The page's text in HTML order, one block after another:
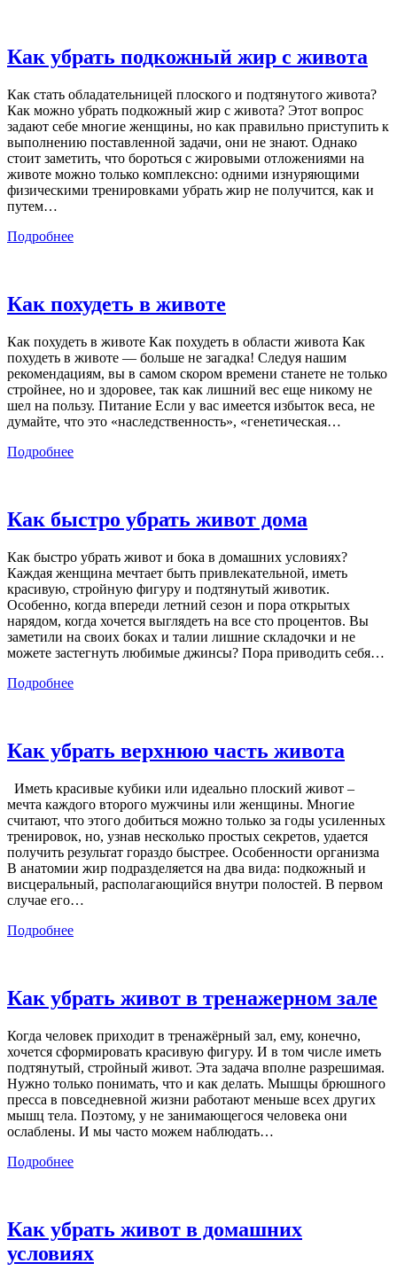
Как убрать подкожный жир с живота
Как стать обладательницей плоского и подтянутого живота?
Как можно убрать подкожный жир с живота? Этот вопрос
задают себе многие женщины, но как правильно приступить к
выполнению поставленной задачи, они не знают. Однако
стоит заметить, что бороться с жировыми отложениями на
животе можно только комплексно: одними изнуряющими
физическими тренировками убрать жир не получится, как и
путем…
Подробнее
Как похудеть в животе
Как похудеть в животе Как похудеть в области живота Как
похудеть в животе — больше не загадка! Следуя нашим
рекомендациям, вы в самом скором времени станете не только
стройнее, но и здоровее, так как лишний вес еще никому не
шел на пользу. Питание Если у вас имеется избыток веса, не
думайте, что это «наследственность», «генетическая…
Подробнее
Как быстро убрать живот дома
Как быстро убрать живот и бока в домашних условиях?
Каждая женщина мечтает быть привлекательной, иметь
красивую, стройную фигуру и подтянутый животик.
Особенно, когда впереди летний сезон и пора открытых
нарядом, когда хочется выглядеть на все сто процентов. Вы
заметили на своих боках и талии лишние складочки и не
можете застегнуть любимые джинсы? Пора приводить себя…
Подробнее
Как убрать верхнюю часть живота
Иметь красивые кубики или идеально плоский живот –
мечта каждого второго мужчины или женщины. Многие
считают, что этого добиться можно только за годы усиленных
тренировок, но, узнав несколько простых секретов, удается
получить результат гораздо быстрее. Особенности организма
В анатомии жир подразделяется на два вида: подкожный и
висцеральный, располагающийся внутри полостей. В первом
случае его…
Подробнее
Как убрать живот в тренажерном зале
Когда человек приходит в тренажёрный зал, ему, конечно,
хочется сформировать красивую фигуру. И в том числе иметь
подтянутый, стройный живот. Эта задача вполне разрешимая.
Нужно только понимать, что и как делать. Мышцы брюшного
пресса в повседневной жизни работают меньше всех других
мышц тела. Поэтому, у не занимающегося человека они
ослаблены. И мы часто можем наблюдать…
Подробнее
Как убрать живот в домашних
условиях